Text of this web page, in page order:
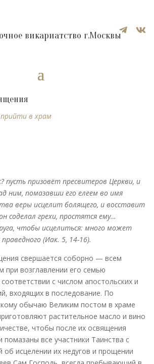
 
викариатство г.Москвы
в храм
пусть призовёт пресвитеров Церкви, и
ним, помазавши его елеем во имя
веры исцелит болящего, и восставит
соделал грехи, простятся ему…
чтобы исцелиться: много может
(Иак. 5, 14-16).
свершается соборно — всем
при возглавлении его семью
с числом апостольских и
входящих в последование. По
обычаю Великим постом в храме
растительное масло и вино
чтобы после их освящения
все участники Таинства с
об исцелении их недугов и прощении